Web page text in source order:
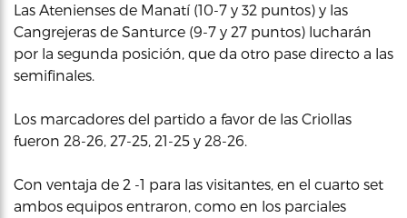
Las Atenienses de Manatí (10-7 y 32 puntos) y las
Cangrejeras de Santurce (9-7 y 27 puntos) lucharán
por la segunda posición, que da otro pase directo a las
semifinales.
Los marcadores del partido a favor de las Criollas
fueron 28-26, 27-25, 21-25 y 28-26.
Con ventaja de 2 -1 para las visitantes, en el cuarto set
ambos equipos entraron, como en los parciales